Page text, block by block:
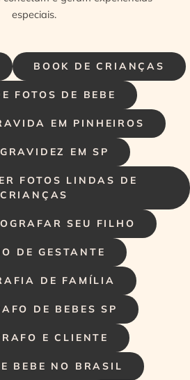
BOOK DE CRIANÇAS
FOTOS DE BEBE
EM PINHEIROS
EM SP
FOTOS LINDAS DE
CRIANÇAS
SEU FILHO
DE GESTANTE
DE FAMÍLIA
DE BEBES SP
E CLIENTE
BEBE NO BRASIL
especiais.